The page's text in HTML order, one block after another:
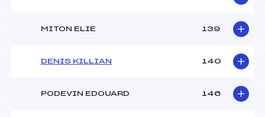
MITON ELIE 139
DENIS KILLIAN 140
PODEVIN EDOUARD 146